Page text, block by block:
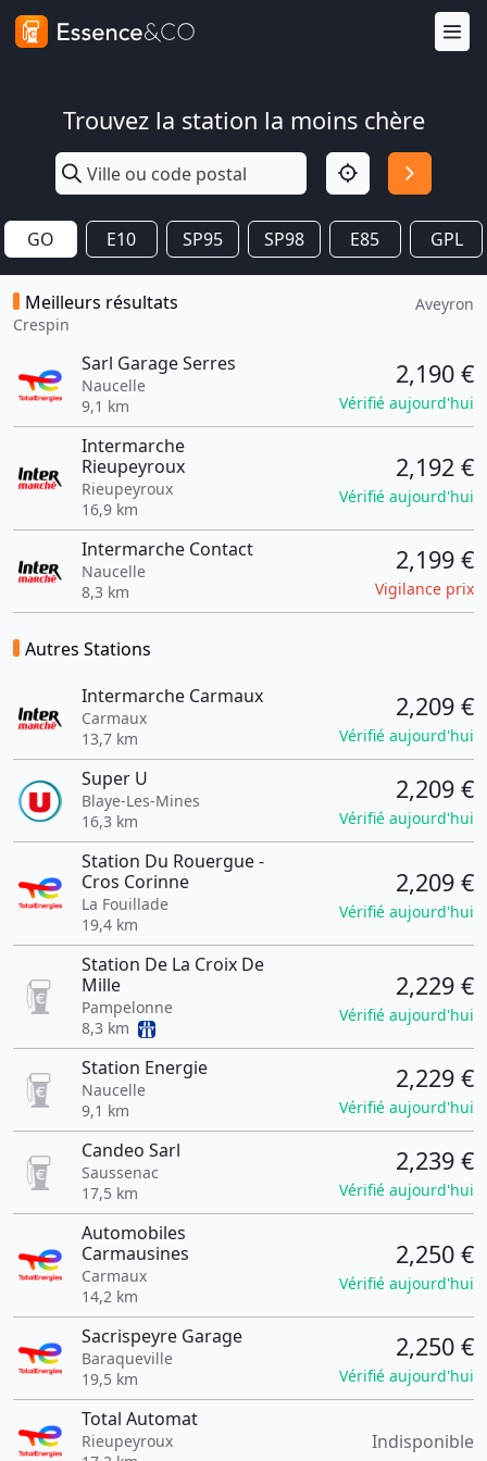
Trouvez la station la moins chère
GO E10 SP95 SP98 E85 GPL
Meilleurs résultats
Crespin
Aveyron
Sarl Garage Serres
Naucelle
9,1 km
2,190 €
Vérifié aujourd'hui
Intermarche
Rieupeyroux
Rieupeyroux
16,9 km
2,192 €
Vérifié aujourd'hui
Intermarche Contact
Naucelle
8,3 km
2,199 €
Vigilance prix
Autres Stations
Intermarche Carmaux
Carmaux
13,7 km
2,209 €
Vérifié aujourd'hui
Super U
Blaye-Les-Mines
16,3 km
2,209 €
Vérifié aujourd'hui
Station Du Rouergue -
Cros Corinne
La Fouillade
19,4 km
2,209 €
Vérifié aujourd'hui
Station De La Croix De
Mille
Pampelonne
8,3 km
2,229 €
Vérifié aujourd'hui
Station Energie
Naucelle
9,1 km
2,229 €
Vérifié aujourd'hui
Candeo Sarl
Saussenac
17,5 km
2,239 €
Vérifié aujourd'hui
Automobiles
Carmausines
Carmaux
14,2 km
2,250 €
Vérifié aujourd'hui
Sacrispeyre Garage
Baraqueville
19,5 km
2,250 €
Vérifié aujourd'hui
Total Automat
Rieupeyroux
Indisponible